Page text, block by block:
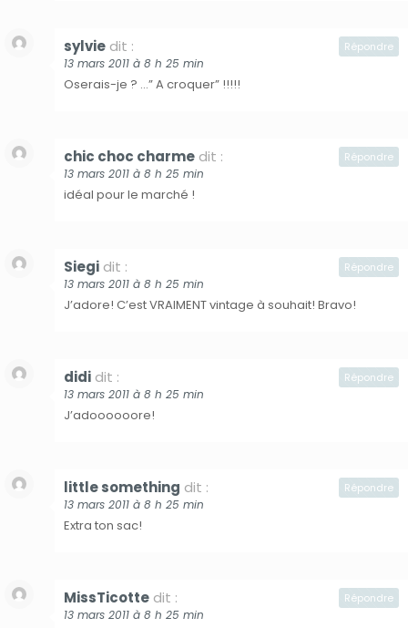
sylvie dit :
13 mars 2011 à 8 h 25 min
Oserais-je ? …” A croquer” !!!!!
Répondre
chic choc charme dit :
13 mars 2011 à 8 h 25 min
idéal pour le marché !
Répondre
Siegi dit :
13 mars 2011 à 8 h 25 min
J’adore! C’est VRAIMENT vintage à souhait! Bravo!
Répondre
didi dit :
13 mars 2011 à 8 h 25 min
J’adoooooore!
Répondre
little something dit :
13 mars 2011 à 8 h 25 min
Extra ton sac!
Répondre
MissTicotte dit :
13 mars 2011 à 8 h 25 min
Répondre